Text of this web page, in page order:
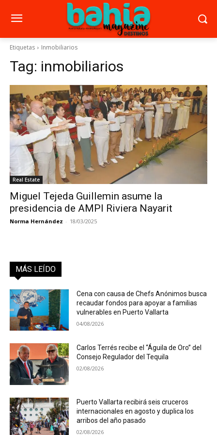
Etiquetas Inmobiliarios
Tag: inmobiliarios
Real Estate
Miguel Tejeda Guillemin asume la
presidencia de AMPI Riviera Nayarit
Norma Hernández - 18/03/2025
MÁS LEÍDO
Cena con causa de Chefs Anónimos busca
recaudar fondos para apoyar a familias
vulnerables en Puerto Vallarta
04/08/2026
Carlos Terrés recibe el “Águila de Oro” del
Consejo Regulador del Tequila
02/08/2026
Puerto Vallarta recibirá seis cruceros
internacionales en agosto y duplica los
arribos del año pasado
02/08/2026